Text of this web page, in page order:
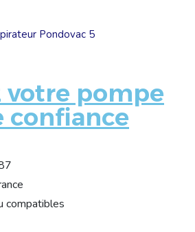
Pondovac 5
votre pompe
confiance
compatibles